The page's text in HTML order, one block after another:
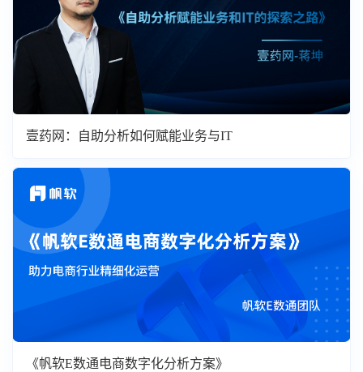
壹药网：自助分析如何赋能业务与IT
《帆软E数通电商数字化分析方案》